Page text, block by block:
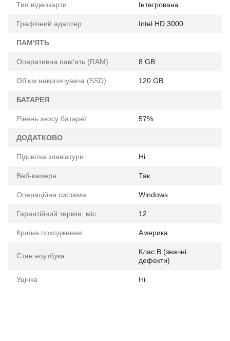
Тип відеокарти Інтегрована
Графічний адаптер Intel HD 3000
ПАМ'ЯТЬ
Оперативна пам'ять (RAM) 8 GB
Об'єм накопичувача (SSD) 120 GB
БАТАРЕЯ
Рівень зносу батареї 57%
ДОДАТКОВО
Підсвітка клавіатури Ні
Веб-камера Так
Операційна система Windows
Гарантійний термін, міс. 12
Країна походження Америка
Стан ноутбука
Клас B (значні
дефекти)
Уцінка Ні